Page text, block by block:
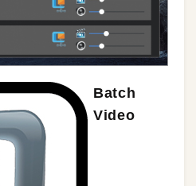
Batch
Video